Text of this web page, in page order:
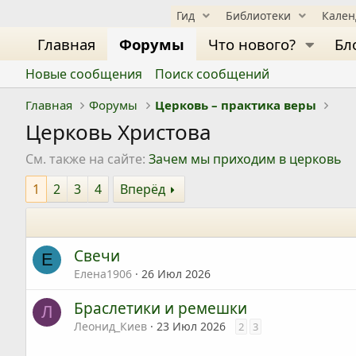
Гид Библиотеки
Главная Форумы Что нового?
Новые сообщения Поиск сообщений
Главная Форумы Церковь – практика веры
Церковь Христова
См. также на сайте: Зачем мы приходим в церковь
1
2 3 4 Вперёд
Е Свечи
Елена1906 26 Июл 2026
Л Браслетики и ремешки
Леонид_Киев 23 Июл 2026 2 3